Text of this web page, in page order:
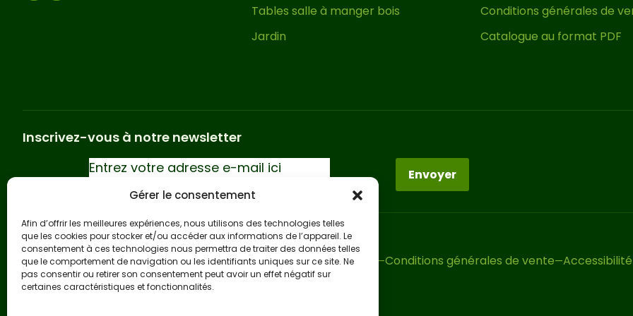
Gérer le consentement
Afin d’offrir les meilleures expériences, nous utilisons des technologies telles
que les cookies pour stocker et/ou accéder aux informations de l’appareil. Le
consentement à ces technologies nous permettra de traiter des données telles
que le comportement de navigation ou les identifiants uniques sur ce site. Ne
pas consentir ou retirer son consentement peut avoir un effet négatif sur
certaines caractéristiques et fonctionnalités.
Tables salle à manger bois
Jardin
Conditions générales de
Catalogue au format PDF
Inscrivez-vous à notre newsletter
Envoyer
Mention légale Politique de confidentialité Politique de cookies Conditions générales de vente Accessibilité